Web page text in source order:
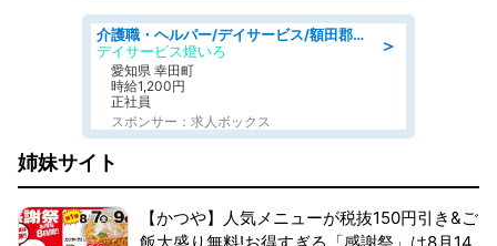
＞
介護職・ヘルパー/デイサービス/額田郡幸田町/JR東海道本線 幸田/愛知県
デイサービス燈いろ
愛知県 幸田町
時給1,200円
正社員
スポンサー：求人ボックス
姉妹サイト
【かつや】人気メニューが税抜150円引き&ご
飯大盛り無料!お得すぎる「感謝祭」は8月14